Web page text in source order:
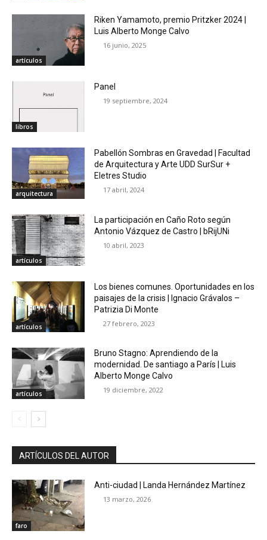
artículos
Riken Yamamoto, premio Pritzker 2024 |
Luis Alberto Monge Calvo
16 junio, 2025
libros
Panel
19 septiembre, 2024
arquitectura
Pabellón Sombras en Gravedad | Facultad
de Arquitectura y Arte UDD SurSur +
Eletres Studio
17 abril, 2024
artículos
La participación en Caño Roto según
Antonio Vázquez de Castro | bRijUNi
10 abril, 2023
artículos
Los bienes comunes. Oportunidades en los
paisajes de la crisis | Ignacio Grávalos –
Patrizia Di Monte
27 febrero, 2023
artículos
Bruno Stagno: Aprendiendo de la
modernidad. De santiago a París | Luis
Alberto Monge Calvo
19 diciembre, 2022
ARTÍCULOS DEL AUTOR
faro
Anti-ciudad | Landa Hernández Martínez
13 marzo, 2026